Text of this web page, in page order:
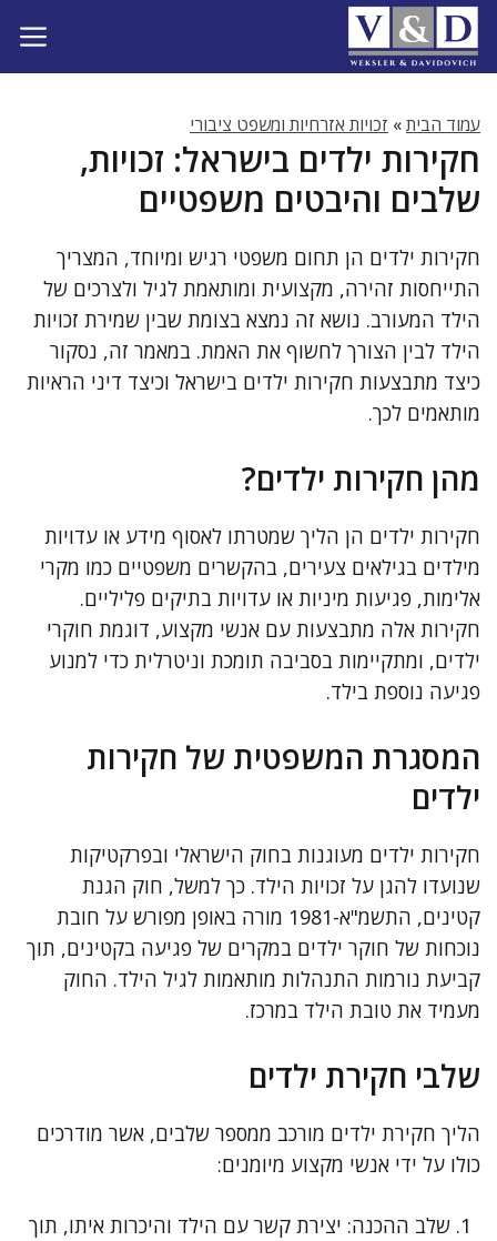
לדלג
לתוכן
עמוד הבית» זכויות אזרחיות ומשפט ציבורי
חקירות ילדים בישראל: זכויות,
שלבים והיבטים משפטיים
חקירות ילדים הן תחום משפטי רגיש ומיוחד, המצריך
התייחסות זהירה, מקצועית ומותאמת לגיל ולצרכים של
הילד המעורב. נושא זה נמצא בצומת שבין שמירת זכויות
הילד לבין הצורך לחשוף את האמת. במאמר זה, נסקור
כיצד מתבצעות חקירות ילדים בישראל וכיצד דיני הראיות
מותאמים לכך.
מהן חקירות ילדים?
חקירות ילדים הן הליך שמטרתו לאסוף מידע או עדויות
מילדים בגילאים צעירים, בהקשרים משפטיים כמו מקרי
אלימות, פגיעות מיניות או עדויות בתיקים פליליים.
חקירות אלה מתבצעות עם אנשי מקצוע, דוגמת חוקרי
ילדים, ומתקיימות בסביבה תומכת וניטרלית כדי למנוע
פגיעה נוספת בילד.
המסגרת המשפטית של חקירות
ילדים
חקירות ילדים מעוגנות בחוק הישראלי ובפרקטיקות
שנועדו להגן על זכויות הילד. כך למשל, חוק הגנת
קטינים, התשמ"א-1981 מורה באופן מפורש על חובת
נוכחות של חוקר ילדים במקרים של פגיעה בקטינים, תוך
קביעת נורמות התנהלות מותאמות לגיל הילד. החוק
מעמיד את טובת הילד במרכז.
שלבי חקירת ילדים
הליך חקירת ילדים מורכב ממספר שלבים, אשר מודרכים
כולו על ידי אנשי מקצוע מיומנים:
שלב ההכנה: יצירת קשר עם הילד והיכרות איתו, תוך